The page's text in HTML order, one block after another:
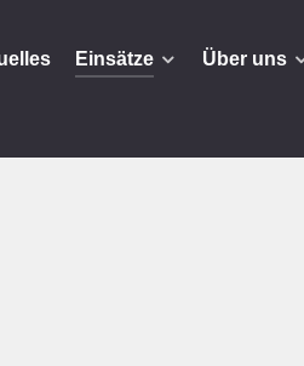
Einsätze Über uns